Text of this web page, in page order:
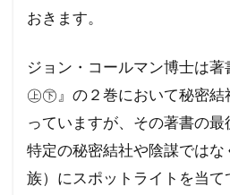
おきます。
ジョン・コールマン博士は
㊤㊦』の２巻において秘密
っていますが、その著書の
特定の秘密結社や陰謀では
族）にスポットライトを当
カメハメハ大王
オミクロン
エリザベス
エリザベス一世
エネル
エシュロン
ウド・ウル
ウイルス学者
ウィンザ